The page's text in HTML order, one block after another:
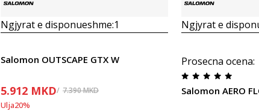
Ngjyrat e disponueshme:1
Salomon OUTSCAPE GTX W
5.912 MKD 7.390MKD
Ulja20%
Ngjyrat e
Prosecna ocena:
Salomon AERO